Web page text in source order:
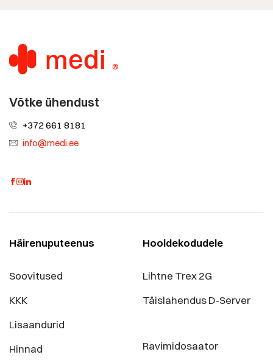
Võtke ühendust
+372 661 8181
info@medi.ee
Häirenuputeenus
Soovitused
KKK
Lisaandurid
Hinnad
Hooldekodudele
Lihtne Trex 2G
Täislahendus D-Server
Ravimidosaator